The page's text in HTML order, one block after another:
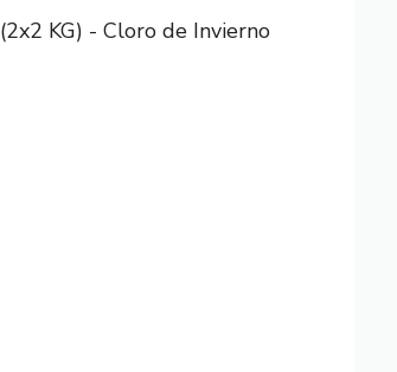
KG) - Cloro de Invierno